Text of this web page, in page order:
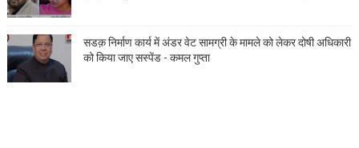
सडक़ निर्माण कार्य में अंडर वेट सामग्री के मामले को लेकर दोषी अधिकारी
को किया जाए सस्पेंड - कमल गुप्ता